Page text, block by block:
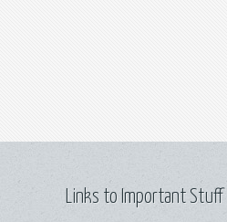
Links to Important Stuff